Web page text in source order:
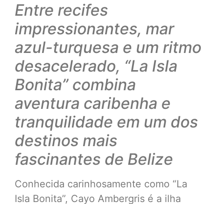
Entre recifes
impressionantes, mar
azul-turquesa e um ritmo
desacelerado, “La Isla
Bonita” combina
aventura caribenha e
tranquilidade em um dos
destinos mais
fascinantes de Belize
Conhecida carinhosamente como “La
Isla Bonita”, Cayo Ambergris é a ilha